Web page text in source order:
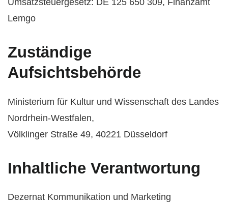
Umsatzsteuergesetz: DE 125 650 309, Finanzamt
Lemgo
Zuständige
Aufsichtsbehörde
Ministerium für Kultur und Wissenschaft des Landes
Nordrhein-Westfalen,
Völklinger Straße 49, 40221 Düsseldorf
Inhaltliche Verantwortung
Dezernat Kommunikation und Marketing